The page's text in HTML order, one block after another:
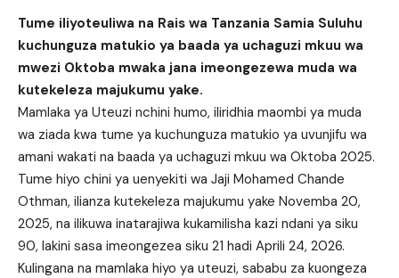
Tume iliyoteuliwa na Rais wa Tanzania Samia Suluhu
kuchunguza matukio ya baada ya uchaguzi mkuu wa
mwezi Oktoba mwaka jana imeongezewa muda wa
kutekeleza majukumu yake.
Mamlaka ya Uteuzi nchini humo, iliridhia maombi ya muda
wa ziada kwa tume ya kuchunguza matukio ya uvunjifu wa
amani wakati na baada ya uchaguzi mkuu wa Oktoba 2025.
Tume hiyo chini ya uenyekiti wa Jaji Mohamed Chande
Othman, ilianza kutekeleza majukumu yake Novemba 20,
2025, na ilikuwa inatarajiwa kukamilisha kazi ndani ya siku
90, lakini sasa imeongezea siku 21 hadi Aprili 24, 2026.
Kulingana na mamlaka hiyo ya uteuzi, sababu za kuongeza